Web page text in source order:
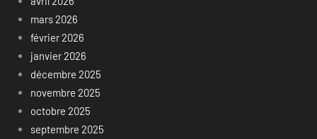
mars 2026
février 2026
janvier 2026
décembre 2025
novembre 2025
octobre 2025
septembre 2025